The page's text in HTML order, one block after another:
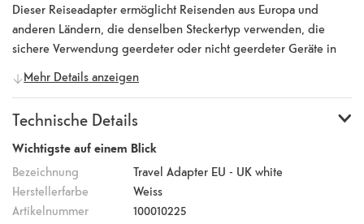
Dieser Reiseadapter ermöglicht Reisenden aus Europa und
anderen Ländern, die denselben Steckertyp verwenden, die
sichere Verwendung geerdeter oder nicht geerdeter Geräte in
Grossbritannien, Irland, Singapur, Hongkong, Zypern, Bahrain,
Uganda und anderen Ländern, die dieselbe Steckdose
3-polig (geerdet) Ausgang. Du kannst diesen Adapter geerdet
für maximale Sicherheit halten. Reiseadapter EU – UK konvertiert
keine Stromspannung.
Mehr Details anzeigen
Technische Details
Wichtigste auf einem Blick
Bezeichnung
Travel Adapter EU - UK white
Herstellerfarbe
Weiss
Artikelnummer
100010225